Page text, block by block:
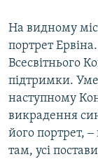
На видному
портрет
Всесвітнього
підтримки.
наступному
викрадення
його портрет, ‒
там, усі